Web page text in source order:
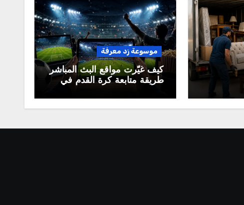
موسوعة زد معرفة
كيف غيّرت مواقع البث المباشر
طريقة متابعة كرة القدم في